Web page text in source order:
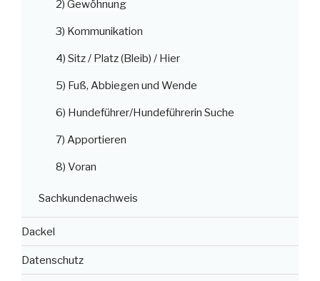
2) Gewöhnung
3) Kommunikation
4) Sitz / Platz (Bleib) / Hier
5) Fuß, Abbiegen und Wende
6) Hundeführer/Hundeführerin Suche
7) Apportieren
8) Voran
Sachkundenachweis
Dackel
Datenschutz